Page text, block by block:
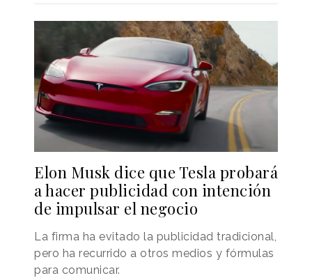
Elon Musk dice que Tesla probará
a hacer publicidad con intención
de impulsar el negocio
La firma ha evitado la publicidad tradicional,
pero ha recurrido a otros medios y fórmulas
para comunicar.